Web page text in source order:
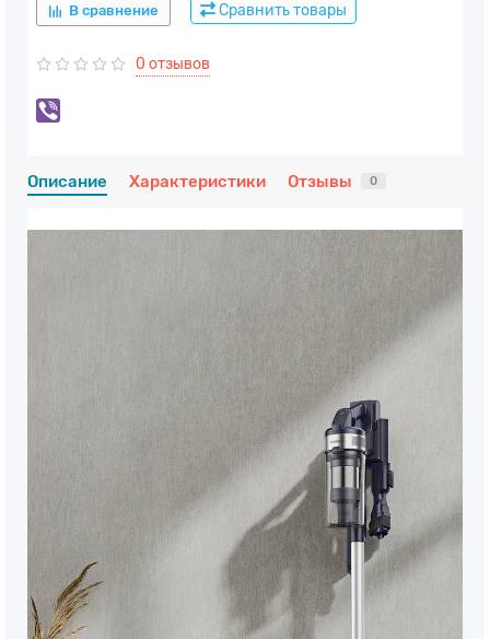
В сравнение Сравнить товары
0 отзывов
Описание Характеристики Отзывы 0